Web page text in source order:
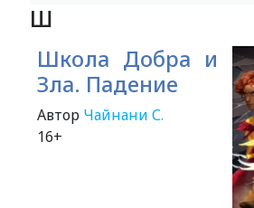
Ш
Школа Добра и
Зла. Падение
Автор Чайнани С.
16+